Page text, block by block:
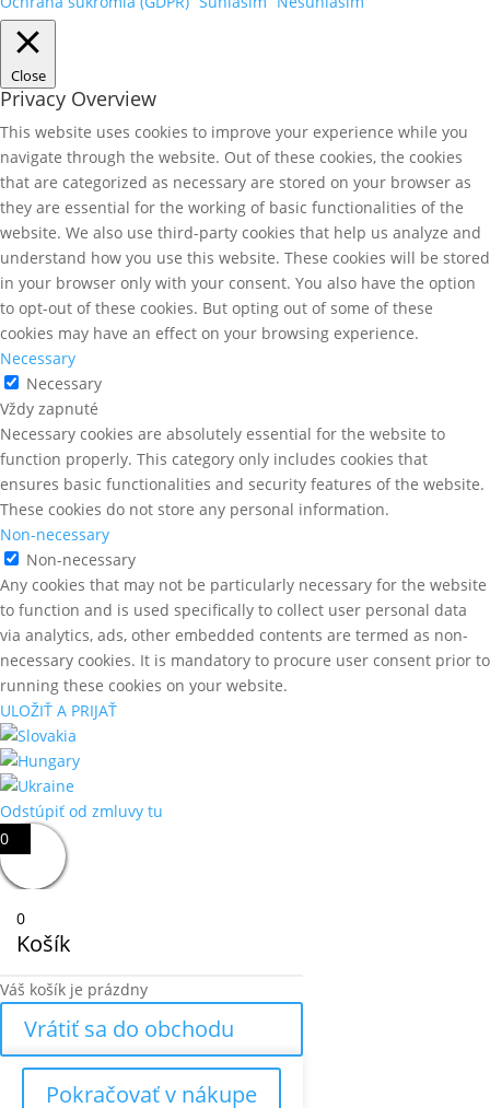
Close
Privacy Overview
This website uses cookies to improve your experience while you
navigate through the website. Out of these cookies, the cookies
that are categorized as necessary are stored on your browser as
they are essential for the working of basic functionalities of the
website. We also use third-party cookies that help us analyze and
understand how you use this website. These cookies will be stored
in your browser only with your consent. You also have the option
to opt-out of these cookies. But opting out of some of these
cookies may have an effect on your browsing experience.
Necessary
Necessary
Vždy zapnuté
Necessary cookies are absolutely essential for the website to
function properly. This category only includes cookies that
ensures basic functionalities and security features of the website.
These cookies do not store any personal information.
Non-necessary
Non-necessary
Any cookies that may not be particularly necessary for the website
to function and is used specifically to collect user personal data
via analytics, ads, other embedded contents are termed as non-
necessary cookies. It is mandatory to procure user consent prior to
running these cookies on your website.
ULOŽIŤ A PRIJAŤ
Odstúpiť od zmluvy tu
0
0
Košík
Váš košík je prázdny
Vrátiť sa do obchodu
Pokračovať v nákupe